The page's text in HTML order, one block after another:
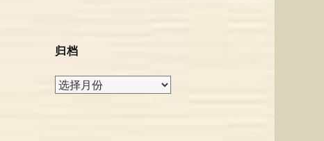
归档
归